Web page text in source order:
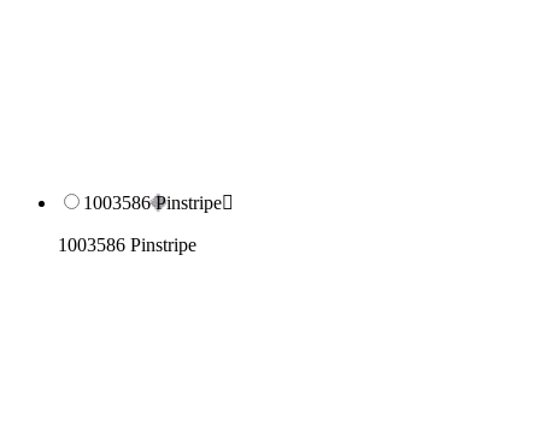
1003586 Pinstripe
1003586 Pinstripe